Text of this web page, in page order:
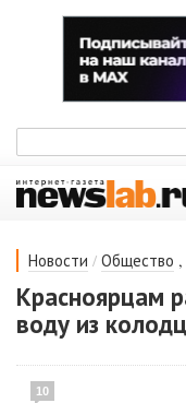
Новости / Общество ,
Красноярцам
воду из
10